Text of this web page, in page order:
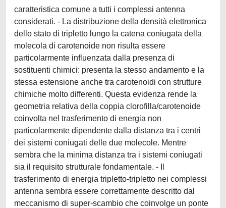
caratteristica comune a tutti i complessi antenna
considerati. - La distribuzione della densità elettronica
dello stato di tripletto lungo la catena coniugata della
molecola di carotenoide non risulta essere
particolarmente influenzata dalla presenza di
sostituenti chimici: presenta la stesso andamento e la
stessa estensione anche tra carotenoidi con strutture
chimiche molto differenti. Questa evidenza rende la
geometria relativa della coppia clorofilla/carotenoide
coinvolta nel trasferimento di energia non
particolarmente dipendente dalla distanza tra i centri
dei sistemi coniugati delle due molecole. Mentre
sembra che la minima distanza tra i sistemi coniugati
sia il requisito strutturale fondamentale. - Il
trasferimento di energia tripletto-tripletto nei complessi
antenna sembra essere correttamente descritto dal
meccanismo di super-scambio che coinvolge un ponte